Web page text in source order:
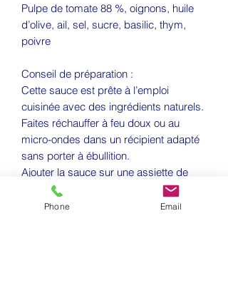
Pulpe de tomate 88 %, oignons, huile
d’olive, ail, sel, sucre, basilic, thym,
poivre
Conseil de préparation :
Cette sauce est prête à l’emploi
cuisinée avec des ingrédients naturels.
Faites réchauffer à feu doux ou au
micro-ondes dans un récipient adapté
sans porter à ébullition.
Ajouter la sauce sur une assiette de
pâtes ou de riz avec du parmesan râpé
Phone Email